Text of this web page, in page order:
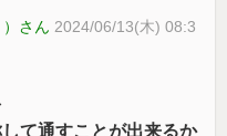
さん 2024/06/13(木) 08:3
て通すことが出来るか